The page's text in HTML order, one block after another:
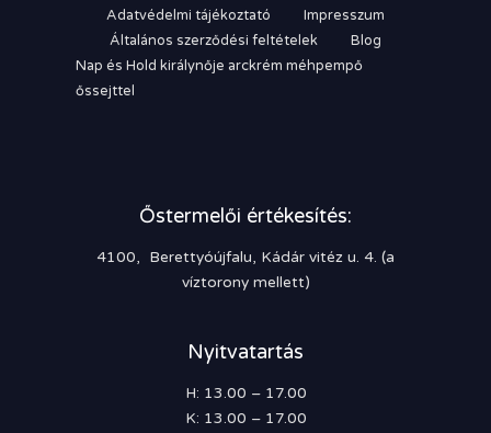
Adatvédelmi tájékoztató
Impresszum
Általános szerződési feltételek
Blog
Nap és Hold királynője arckrém méhpempő
őssejttel
Őstermelői értékesítés:
4100, Berettyóújfalu, Kádár vitéz u. 4. (a
víztorony mellett)
Nyitvatartás
H: 13.00 – 17.00
K: 13.00 – 17.00